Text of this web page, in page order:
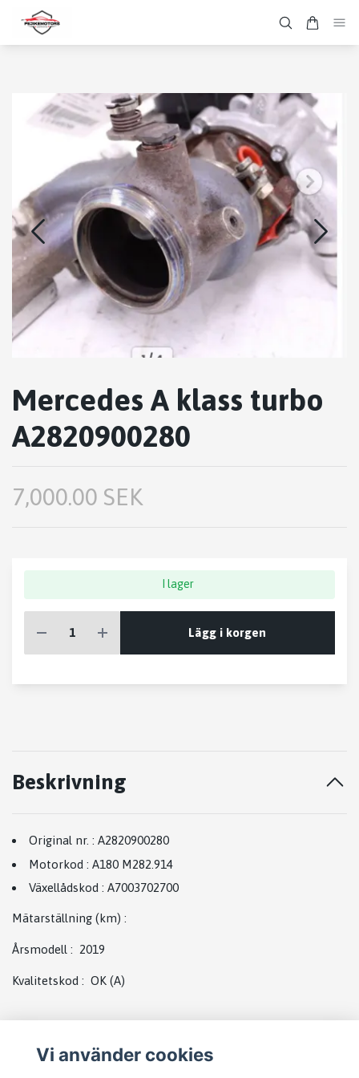
Mercedes A klass turbo
A2820900280
7,000.00 SEK
I lager
Lägg i korgen
Beskrivning
Original nr. : A2820900280
Motorkod : A180 M282.914
Växellådskod : A7003702700
Mätarställning (km) :
Årsmodell : 2019
Kvalitetskod : OK (A)
Vi använder cookies